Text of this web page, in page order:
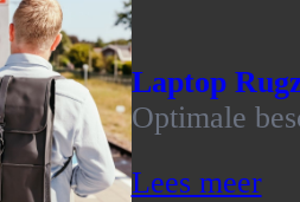
Laptop
Optimale
Lees meer